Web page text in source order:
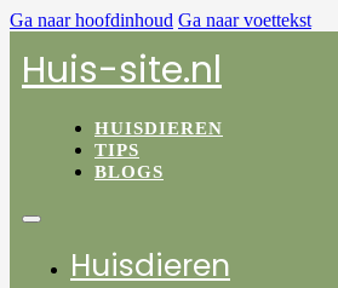
Ga naar hoofdinhoud Ga naar voettekst
Huis-site.nl
HUISDIEREN
TIPS
BLOGS
Huisdieren